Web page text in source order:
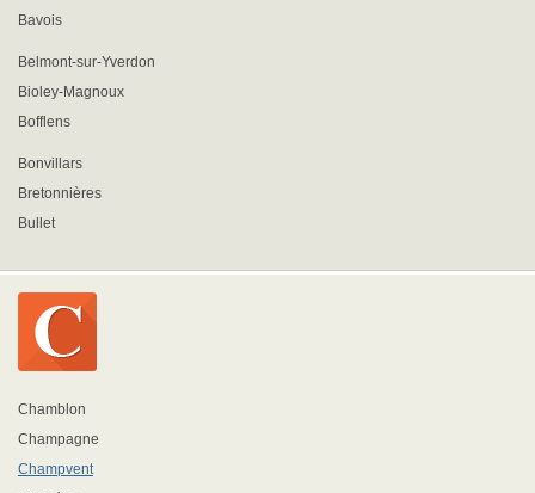
Bavois
Belmont-sur-Yverdon
Bioley-Magnoux
Bofflens
Bonvillars
Bretonnières
Bullet
Chamblon
Champagne
Champvent